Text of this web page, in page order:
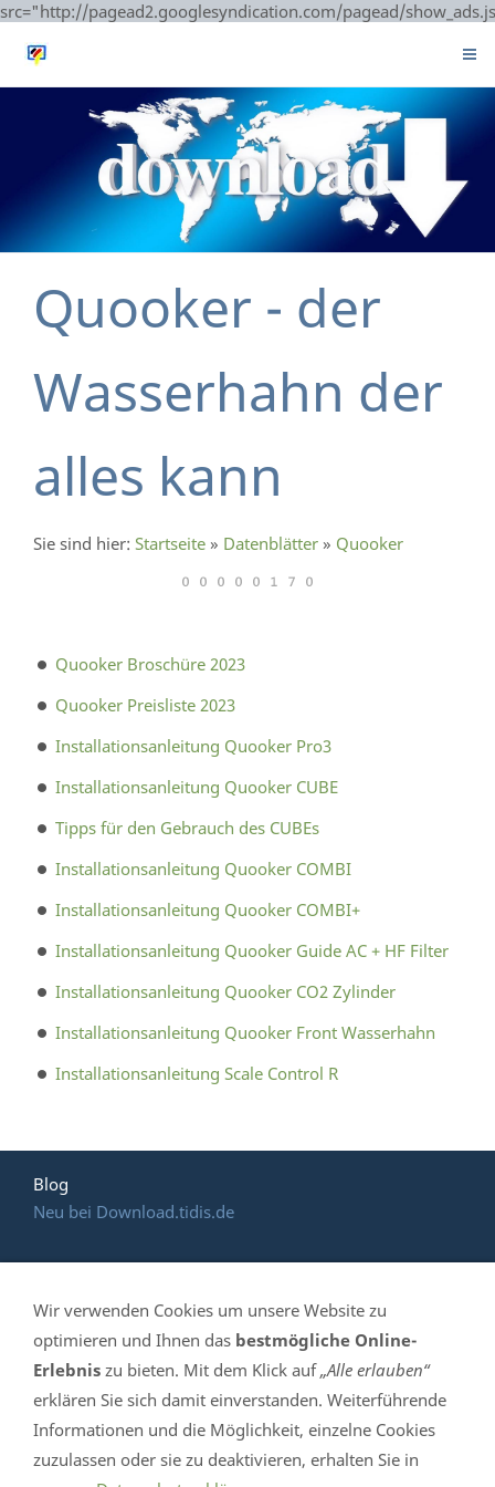
src="http://pagead2.googlesyndication.com/pagead/
Quooker - der
Wasserhahn der
alles kann
Sie sind hier: Startseite » Datenblätter » Quooker
Quooker Broschüre 2023
Quooker Preisliste 2023
Installationsanleitung Quooker Pro3
Installationsanleitung Quooker CUBE
Tipps für den Gebrauch des CUBEs
Installationsanleitung Quooker COMBI
Installationsanleitung Quooker COMBI+
Installationsanleitung Quooker Guide AC + HF Filter
Installationsanleitung Quooker CO2 Zylinder
Installationsanleitung Quooker Front Wasserhahn
Installationsanleitung Scale Control R
Blog
Neu bei Download.tidis.de
HOTLINE: (035 365)
639 061
TiDis Handelshaus - Mittelstr. 4 in 04895 Falkenberg /
Wir verwenden Cookies um unsere Website zu
optimieren und Ihnen das bestmögliche Online-
Erlebnis zu bieten. Mit dem Klick auf„Alle erlauben“
erklären Sie sich damit einverstanden. Weiterführende
Informationen und die Möglichkeit, einzelne Cookies
zuzulassen oder sie zu deaktivieren, erhalten Sie in